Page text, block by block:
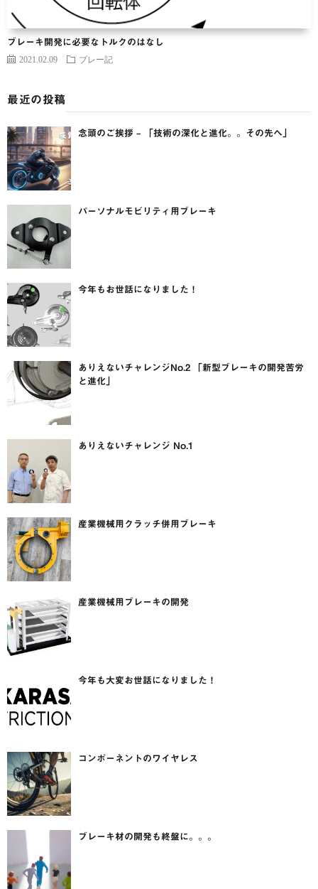
ブレーキ開発に必要なトルクのはなし
2021.02.09 ブレー記
最近の投稿
念頭のご挨拶 – 「技術の深化と進化。。その先へ」
パーソナルモビリティ用ブレーキ
今年もお世話になりました！
ありえないチャレンジNo.2 「新型ブレーキの開発苦労
と進化」
ありえないチャレンジ No.1
産業機械用クラッチ併用ブレーキ
産業機械用ブレーキの開発
今年も大変お世話になりました！
コンポーネントのワイヤレス
ブレーキ材の開発も終盤に。。。